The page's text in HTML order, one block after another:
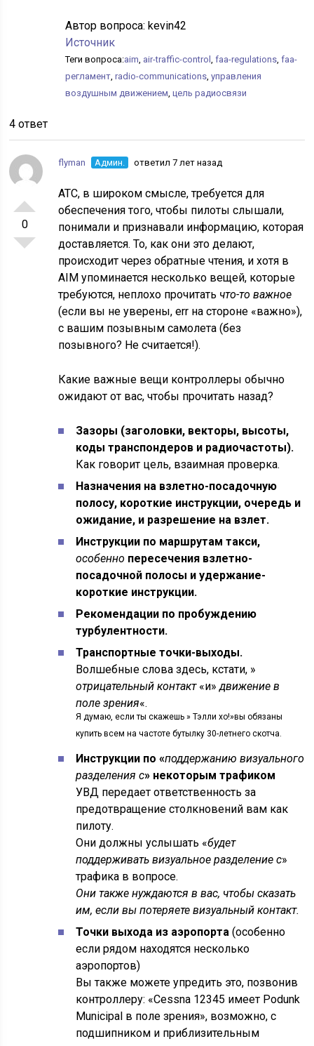
Автор вопроса:kevin42
Источник
Теги вопроса:aim, air-traffic-control,faa-regulations,faa-
регламент,radio-communications,управления
воздушным движением,цель радиосвязи
4 ответ
0
flyman Админ. ответил 7 лет назад
ATC, в широком смысле, требуется для
обеспечения того, чтобы пилоты слышали,
понимали и признавали информацию, которая
доставляется. То, как они это делают,
происходит через обратные чтения, и хотя в
AIM упоминается несколько вещей, которые
требуются, неплохо прочитать что-то важное
(если вы не уверены, err на стороне «важно»),
с вашим позывным самолета (без
позывного? Не считается!).
Какие важные вещи контроллеры обычно
ожидают от вас, чтобы прочитать назад?
Зазоры (заголовки, векторы, высоты,
коды транспондеров и радиочастоты).
Как говорит цель, взаимная проверка.
Назначения на взлетно-посадочную
полосу, короткие инструкции, очередь и
ожидание, и разрешение на взлет.
Инструкции по маршрутам такси,
особенно пересечения взлетно-
посадочной полосы и удержание-
короткие инструкции.
Рекомендации по пробуждению
турбулентности.
Транспортные точки-выходы.
Волшебные слова здесь, кстати, »
отрицательный контакт «и»движение в
поле зрения«.
Я думаю, если ты скажешь » Тэлли хо!»вы обязаны
купить всем на частоте бутылку 30-летнего скотча.
Инструкции по «поддержанию визуального
разделения с» некоторым трафиком
УВД передает ответственность за
предотвращение столкновений вам как
пилоту.
Они должны услышать «будет
поддерживать визуальное разделение с»
трафика в вопросе.
Они также нуждаются в вас, чтобы сказать
им, если вы потеряете визуальный контакт.
Точки выхода из аэропорта(особенно
если рядом находятся несколько
аэропортов)
Вы также можете упредить это, позвонив
контроллеру: «Cessna 12345 имеет Podunk
Municipal в поле зрения», возможно, с
подшипником и приблизительным